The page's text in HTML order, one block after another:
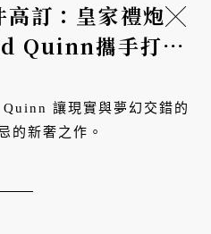
高訂：皇家禮炮╳
Quinn攜手打造
代」
讓現實與夢幻交錯的
的新奢之作。